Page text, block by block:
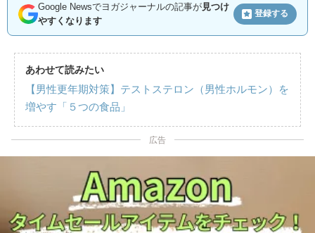
Google Newsでヨガジャーナルの記事が見つけ
やすくなります
登録する
あわせて読みたい
【男性更年期対策】テストステロン（男性ホルモン）を
増やす「５つの食品」
広告